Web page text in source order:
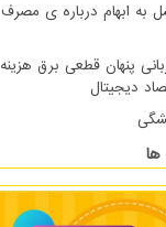
به ابهام درباره ی مصرف
پنهان قطعی برق هزینه
دیجیتال